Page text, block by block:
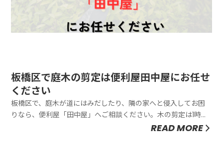
板橋区で庭木の剪定は便利屋田中屋にお任せ
ください
板橋区で、庭木が道にはみだしたり、隣の家へと侵入してお困
りなら、便利屋「田中屋」へご相談ください。木の剪定は1時間
あたり3,300円～で対応可能です。木の手入れをせずに放置して
READ MORE